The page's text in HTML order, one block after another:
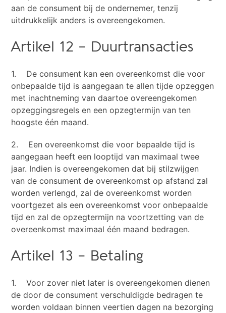
aan de consument bij de ondernemer, tenzij
uitdrukkelijk anders is overeengekomen.
Artikel 12 – Duurtransacties
1. De consument kan een overeenkomst die voor
onbepaalde tijd is aangegaan te allen tijde opzeggen
met inachtneming van daartoe overeengekomen
opzeggingsregels en een opzegtermijn van ten
hoogste één maand.
2. Een overeenkomst die voor bepaalde tijd is
aangegaan heeft een looptijd van maximaal twee
jaar. Indien is overeengekomen dat bij stilzwijgen
van de consument de overeenkomst op afstand zal
worden verlengd, zal de overeenkomst worden
voortgezet als een overeenkomst voor onbepaalde
tijd en zal de opzegtermijn na voortzetting van de
overeenkomst maximaal één maand bedragen.
Artikel 13 – Betaling
1. Voor zover niet later is overeengekomen dienen
de door de consument verschuldigde bedragen te
worden voldaan binnen veertien dagen na bezorging